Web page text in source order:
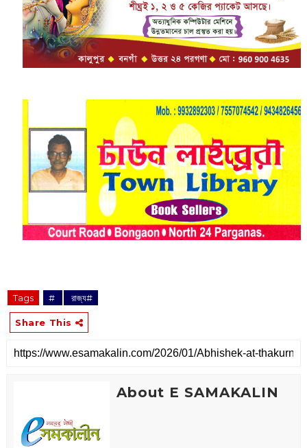
Tags ‌# ‌ রাজ্য#
Share This
About E SAMAKALIN